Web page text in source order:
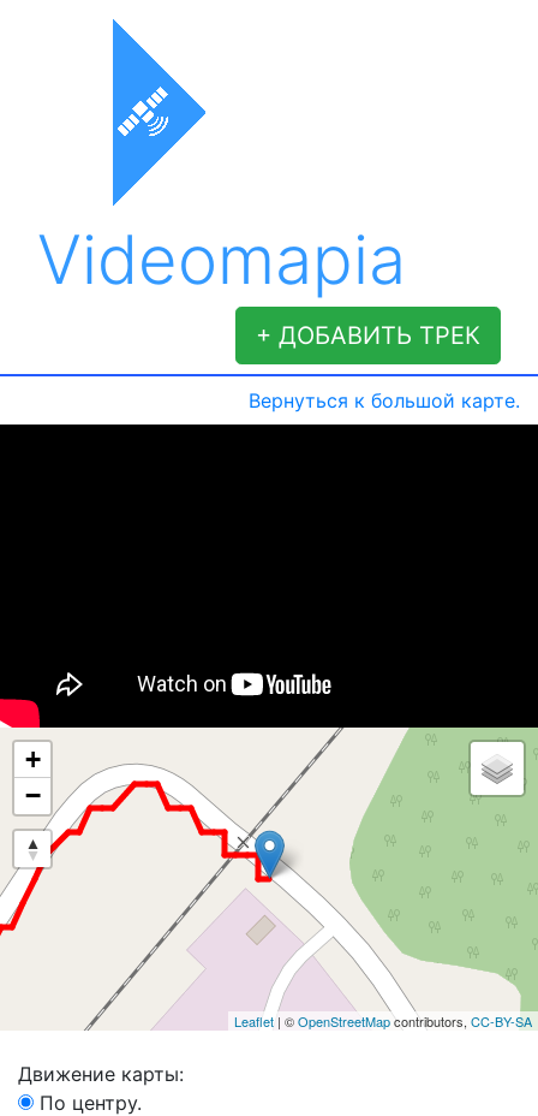
Videomapia
+ ДОБАВИТЬ ТРЕК
Вернуться к большой карте.
+
−
Leaflet | ©OpenStreetMapcontributors, CC-BY-SA
Движение карты:
По центру.